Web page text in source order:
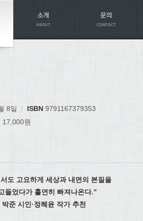
8일 | ISBN 9791167379353
17,000원
도 고요하게 세상과 내면의 본질을
들었다가 홀연히 빠져나온다.”
박준 시인·정혜윤 작가 추천